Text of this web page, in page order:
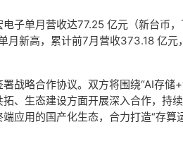
子单月营收达77.25 亿元（新台币
月新高，累计前7月营收373.18 亿元
战略合作协议。双方将围绕“AI存储
、生态建设方面开展深入合作，持
应用的国产化生态，合力打造“存算